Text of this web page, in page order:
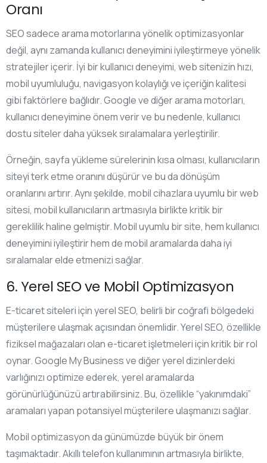
Oranı
SEO sadece arama motorlarına yönelik optimizasyonlar
değil, aynı zamanda kullanıcı deneyimini iyileştirmeye yönelik
stratejiler içerir. İyi bir kullanıcı deneyimi, web sitenizin hızı,
mobil uyumluluğu, navigasyon kolaylığı ve içeriğin kalitesi
gibi faktörlere bağlıdır. Google ve diğer arama motorları,
kullanıcı deneyimine önem verir ve bu nedenle, kullanıcı
dostu siteler daha yüksek sıralamalara yerleştirilir.
Örneğin, sayfa yükleme sürelerinin kısa olması, kullanıcıların
siteyi terk etme oranını düşürür ve bu da dönüşüm
oranlarını artırır. Aynı şekilde, mobil cihazlara uyumlu bir web
sitesi, mobil kullanıcıların artmasıyla birlikte kritik bir
gereklilik haline gelmiştir. Mobil uyumlu bir site, hem kullanıcı
deneyimini iyileştirir hem de mobil aramalarda daha iyi
sıralamalar elde etmenizi sağlar.
6. Yerel SEO ve Mobil Optimizasyon
E-ticaret siteleri için yerel SEO, belirli bir coğrafi bölgedeki
müşterilere ulaşmak açısından önemlidir. Yerel SEO, özellikle
fiziksel mağazaları olan e-ticaret işletmeleri için kritik bir rol
oynar. Google My Business ve diğer yerel dizinlerdeki
varlığınızı optimize ederek, yerel aramalarda
görünürlüğünüzü artırabilirsiniz. Bu, özellikle “yakınımdaki”
aramaları yapan potansiyel müşterilere ulaşmanızı sağlar.
Mobil optimizasyon da günümüzde büyük bir önem
taşımaktadır. Akıllı telefon kullanımının artmasıyla birlikte,